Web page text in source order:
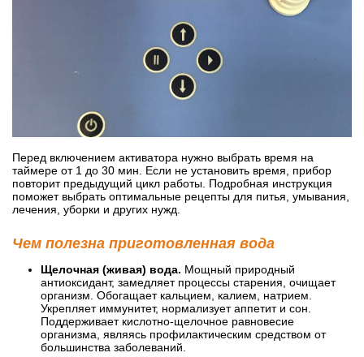
Перед включением активатора нужно выбрать время на
таймере от 1 до 30 мин. Если не установить время, прибор
повторит предыдущий цикл работы. Подробная инструкция
поможет выбрать оптимальные рецепты для питья, умывания,
лечения, уборки и других нужд.
Чем полезна приготовленная вода
Щелочная (живая) вода. Мощный природный
антиоксидант, замедляет процессы старения, очищает
организм. Обогащает кальцием, калием, натрием.
Укрепляет иммунитет, нормализует аппетит и сон.
Поддерживает кислотно-щелочное равновесие
организма, являясь профилактическим средством от
большинства заболеваний.